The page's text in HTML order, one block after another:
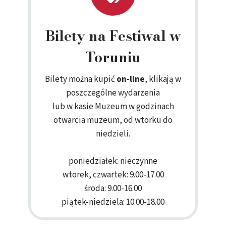
Bilety na Festiwal w
Toruniu
Bilety można kupić on-line, klikają w
poszczególne wydarzenia
lub w kasie Muzeum w godzinach
otwarcia muzeum, od wtorku do
niedzieli.
poniedziałek: nieczynne
wtorek, czwartek: 9.00-17.00
środa: 9.00-16.00
piątek-niedziela: 10.00-18.00